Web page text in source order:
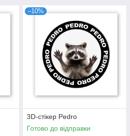
–10%
3D-стікер Pedro
Готово до відправки